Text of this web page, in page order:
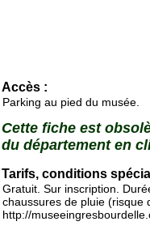
Accès :
Parking au pied du musée.
Cette fiche est
du département en
Tarifs, conditions
Gratuit. Sur inscription.
chaussures de pluie (risque
http://